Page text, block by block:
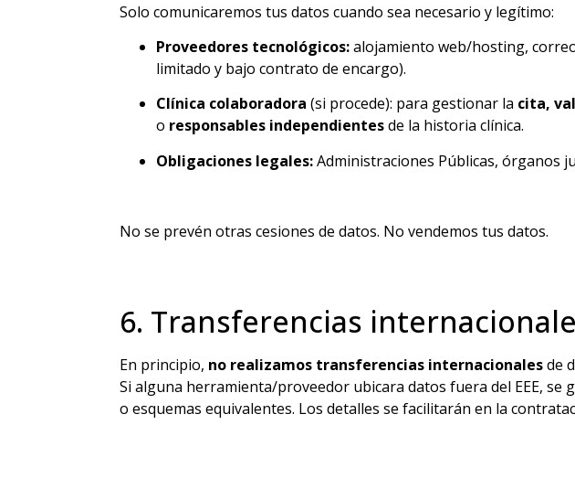
Solo comunicaremos tus datos cuando sea necesario y legítimo:
Proveedores tecnológicos:alojamiento web/hosting,
limitado y bajo contrato de encargo).
Clínica colaboradora (si procede): para gestionar la cita,
o responsables independientesde la historia clínica.
Obligaciones legales:Administraciones Públicas, órganos
No se prevén otras cesiones de datos. No vendemos tus datos.
6. Transferencias
En principio, no realizamos transferencias internacionalesde
Si alguna herramienta/proveedor ubicara datos fuera del EEE, se
o esquemas equivalentes. Los detalles se facilitarán en la